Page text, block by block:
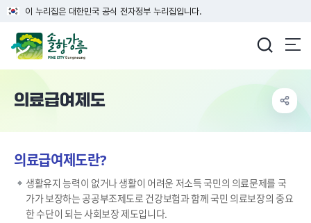
이 누리집은 대한민국 공식 전자정부 누리집입니다.
의료급여제도
의료급여제도란?
생활유지 능력이 없거나 생활이 어려운 저소득 국민의 의료문제를 국
가가 보장하는 공공부조제도로 건강보험과 함께 국민 의료보장의 중요
한 수단이 되는 사회보장 제도입니다.